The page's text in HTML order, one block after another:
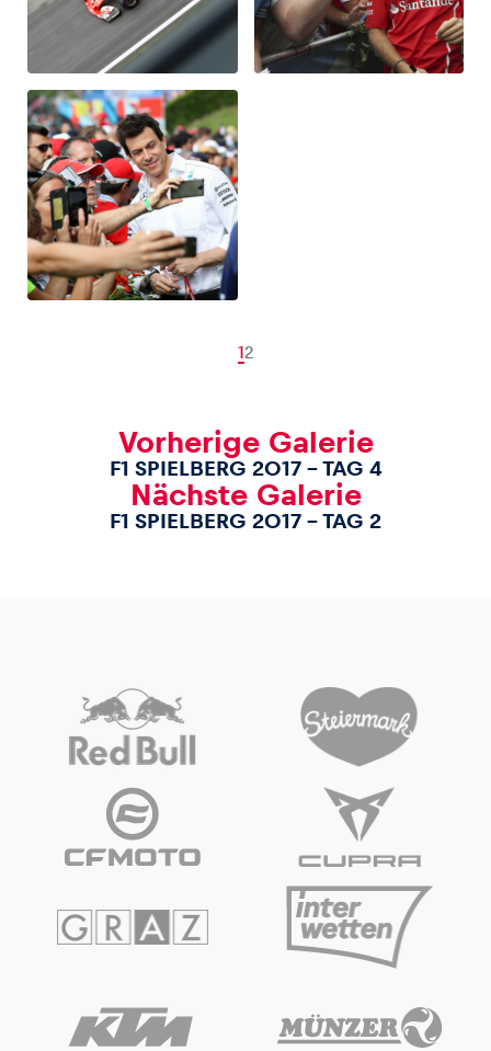
12
Vorherige Galerie
F1 SPIELBERG 2017 – TAG 4
Nächste Galerie
F1 SPIELBERG 2017 – TAG 2